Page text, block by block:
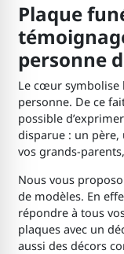
Plaque
personne
Le cœur symbolise
personne. De ce
possible
disparue : un père,
vos grands-
Nous vous
de modèles. En
répondre à tous
plaques avec un
aussi des décors